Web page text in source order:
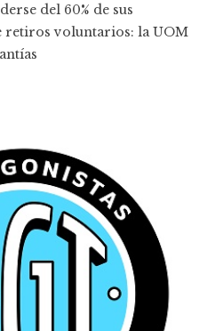
del 60% de sus
retiros voluntarios: la UOM